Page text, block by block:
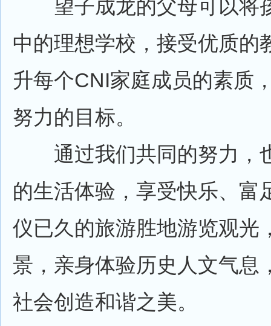
望子成龙的父母可以将
中的理想学校，接受优质的
升每个CNI家庭成员的素质
努力的目标。
通过我们共同的努力，
的生活体验，享受快乐、富
仪已久的旅游胜地游览观光
景，亲身体验历史人文气息
社会创造和谐之美。